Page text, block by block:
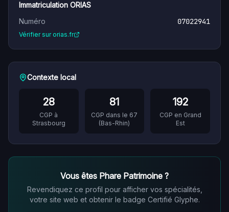
Immatriculation ORIAS
Numéro
07022941
Vérifier sur orias.fr
Contexte local
28
CGP à
Strasbourg
81
CGP dans le 67
(Bas-Rhin)
192
CGP en Grand
Est
Vous êtes Phare Patrimoine ?
Revendiquez ce profil pour afficher vos spécialités,
votre site web et obtenir le badge Certifié Glyphe.